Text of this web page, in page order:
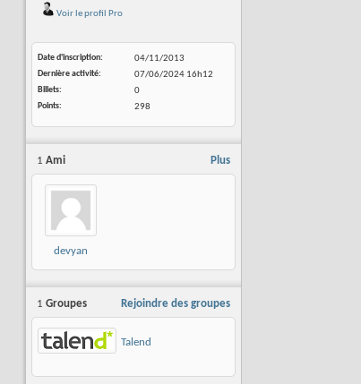
Voir le profil Pro
Date d'inscription
04/11/2013
Dernière activité
07/06/2024 16h12
Billets
0
Points
298
Plus
1 Ami
devyan
Rejoindre des groupes
1 Groupes
Talend